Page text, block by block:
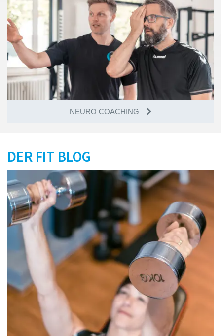
NEURO COACHING
DER FIT BLOG